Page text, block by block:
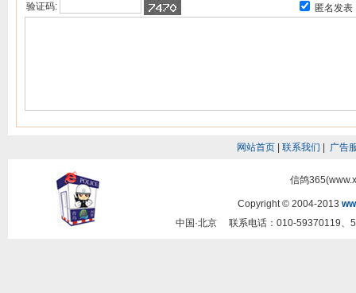
验证码:
匿名发表
网站首页 联系我们 广告
信鸽
Copyright © 2004-2013
中国·北京 联系电话：010-